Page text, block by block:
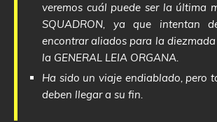
veremos cuál puede ser la última
SQUADRON, ya que intentan
encontrar aliados para la diezmada
la GENERAL LEIA ORGANA.
Ha sido un viaje endiablado, pero
deben llegar a su fin.